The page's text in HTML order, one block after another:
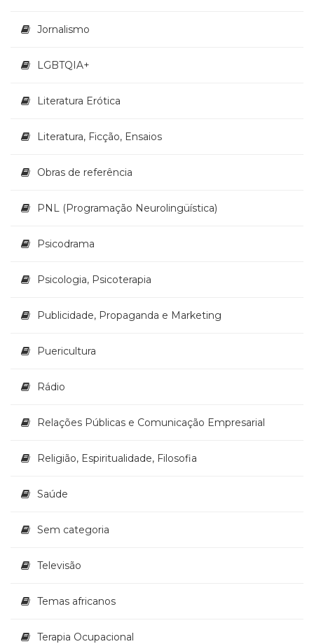
(22)
(30)
Ocupacional
Treinamento
(65)
(1)
Prática
Jornalismo
LGBTQIA+
Literatura Erótica
Literatura, Ficção, Ensaios
Obras de referência
PNL (Programação Neurolingüística)
Psicodrama
Psicologia, Psicoterapia
Publicidade, Propaganda e Marketing
Puericultura
Rádio
Relações Públicas e Comunicação Empresarial
Religião, Espiritualidade, Filosofia
Saúde
Sem categoria
Televisão
Temas africanos
Terapia Ocupacional